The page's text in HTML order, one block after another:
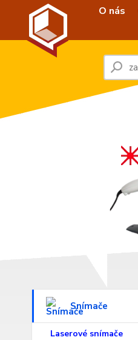
O nás
Snímače
Laserové snímače